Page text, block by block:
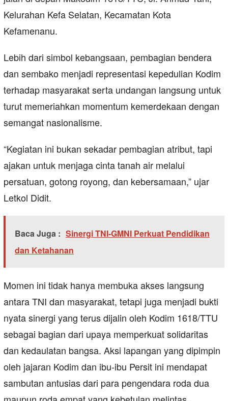
Kelurahan Kefa Selatan, Kecamatan Kota
Kefamenanu.
Lebih dari simbol kebangsaan, pembagian bendera
dan sembako menjadi representasi kepedulian Kodim
terhadap masyarakat serta undangan langsung untuk
turut memeriahkan momentum kemerdekaan dengan
semangat nasionalisme.
“Kegiatan ini bukan sekadar pembagian atribut, tapi
ajakan untuk menjaga cinta tanah air melalui
persatuan, gotong royong, dan kebersamaan,” ujar
Letkol Didit.
Baca Juga : Sinergi TNI-GMNI Perkuat Pendidikan
dan Ketahanan
Momen ini tidak hanya membuka akses langsung
antara TNI dan masyarakat, tetapi juga menjadi bukti
nyata sinergi yang terus dijalin oleh Kodim 1618/TTU
sebagai bagian dari upaya memperkuat solidaritas
dan kedaulatan bangsa. Aksi lapangan yang dipimpin
oleh jajaran Kodim dan ibu-ibu Persit ini mendapat
sambutan antusias dari para pengendara roda dua